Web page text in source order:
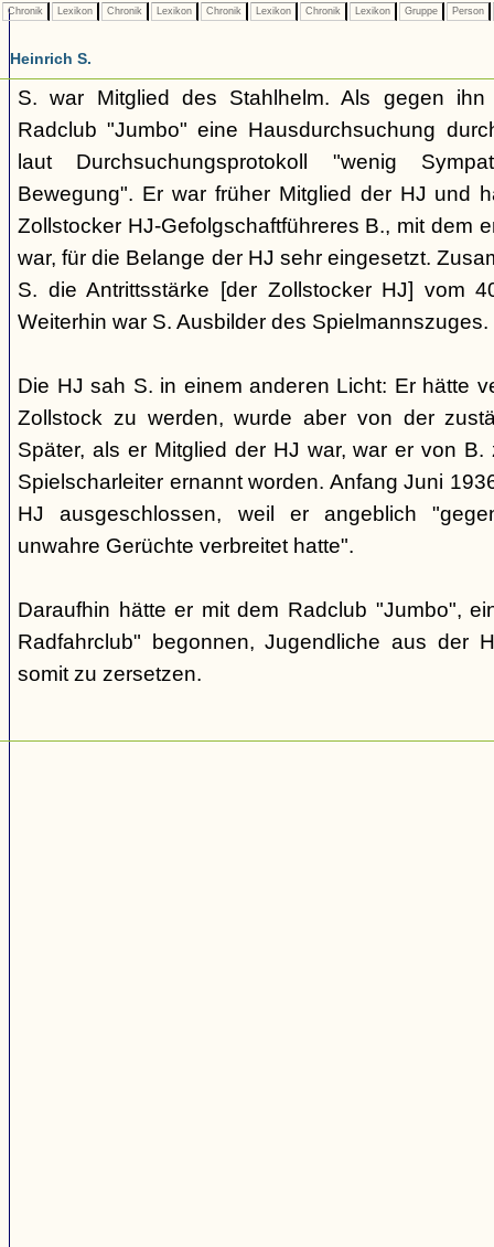
Chronik Lexikon Chronik Lexikon Chronik Lexikon Chronik Lexikon Gruppe Person
Heinrich S.
S. war Mitglied des Stahlhelm. Als gegen
Radclub "Jumbo" eine Hausdurchsuchung
laut Durchsuchungsprotokoll "wenig
Bewegung". Er war früher Mitglied der HJ und
Zollstocker HJ-Gefolgschaftführeres B., mit dem
war, für die Belange der HJ sehr eingesetzt.
S. die Antrittsstärke [der Zollstocker HJ] vom
Weiterhin war S. Ausbilder des Spielmannszuges.
Die HJ sah S. in einem anderen Licht: Er hätte
Zollstock zu werden, wurde aber von der
Später, als er Mitglied der HJ war, war er von
Spielscharleiter ernannt worden. Anfang Juni
HJ ausgeschlossen, weil er angeblich
unwahre Gerüchte verbreitet hatte".
Daraufhin hätte er mit dem Radclub "Jumbo",
Radfahrclub" begonnen, Jugendliche aus der
somit zu zersetzen.